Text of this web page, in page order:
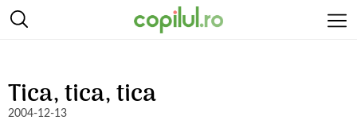
Tica, tica, tica
2004-12-13